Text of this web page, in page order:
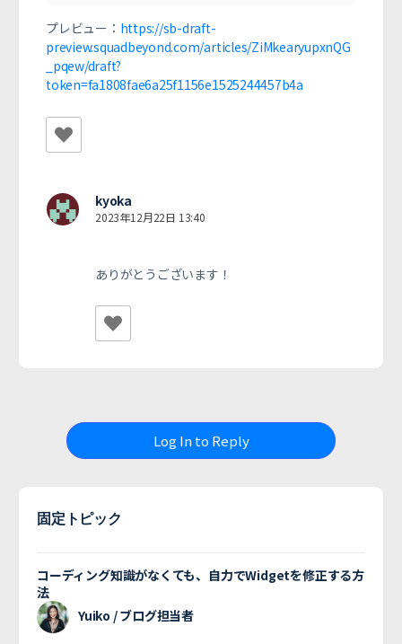
プレビュー： https://sb-draft-
preview.squadbeyond.com/articles/ZiMkearyupxnQG
_pqew/draft?
token=fa1808fae6a25f1156e1525244457b4a
kyoka
2023年12月22日 13:40
ありがとうございます！
Log In to Reply
固定トピック
コーディング知識がなくても、自力でWidgetを修正する方
法
Yuiko / ブログ担当者